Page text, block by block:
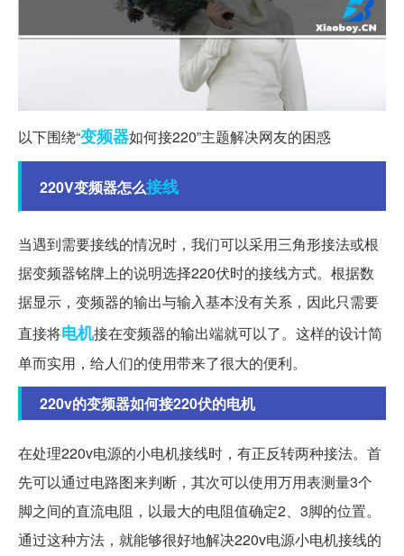
以下围绕“变频器如何接220”主题解决网友的困惑
220V变频器怎么接线
当遇到需要接线的情况时，我们可以采用三角形接法或根
据变频器铭牌上的说明选择220伏时的接线方式。根据数
据显示，变频器的输出与输入基本没有关系，因此只需要
直接将电机接在变频器的输出端就可以了。这样的设计简
单而实用，给人们的使用带来了很大的便利。
220v的变频器如何接220伏的电机
在处理220v电源的小电机接线时，有正反转两种接法。首
先可以通过电路图来判断，其次可以使用万用表测量3个
脚之间的直流电阻，以最大的电阻值确定2、3脚的位置。
通过这种方法，就能够很好地解决220v电源小电机接线的